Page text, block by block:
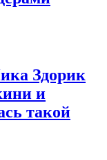
Здорик
и
такой